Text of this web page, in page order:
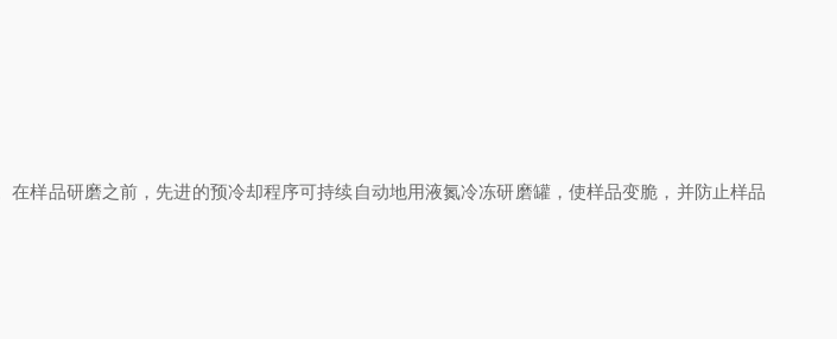
品研磨之前，先进的预冷却程序可持续自动地用液氮冷冻研磨罐，使样品变脆，并防止样品